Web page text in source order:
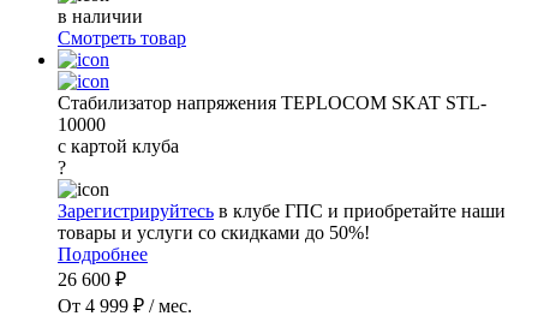
в наличии
Смотреть товар
Стабилизатор напряжения TEPLOCOM SKAT STL-
10000
с картой клуба
?
Зарегистрируйтесь в клубе ГПС и приобретайте наши
товары и услуги со скидками до 50%!
Подробнее
26 600 ₽
От 4 999 ₽ / мес.